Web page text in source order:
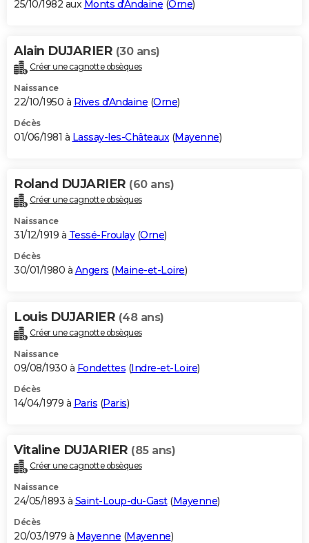
25/10/1982 aux Monts d'Andaine (Orne)
Alain DUJARIER (30 ans)
Créer une cagnotte obsèques
Naissance
22/10/1950 à Rives d'Andaine (Orne)
Décès
01/06/1981 à Lassay-les-Châteaux(Mayenne)
Roland DUJARIER (60 ans)
Créer une cagnotte obsèques
Naissance
31/12/1919 à Tessé-Froulay(Orne)
Décès
30/01/1980 à Angers (Maine-et-Loire)
Louis DUJARIER (48 ans)
Créer une cagnotte obsèques
Naissance
09/08/1930 à Fondettes (Indre-et-Loire)
Décès
14/04/1979 à Paris (Paris)
Vitaline DUJARIER (85 ans)
Créer une cagnotte obsèques
Naissance
24/05/1893 à Saint-Loup-du-Gast(Mayenne)
Décès
20/03/1979 à Mayenne (Mayenne)